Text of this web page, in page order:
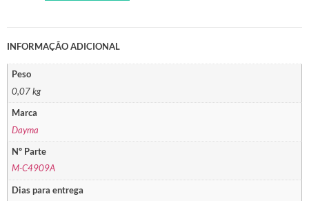
INFORMAÇÃO ADICIONAL
Peso
0,07 kg
Marca
Dayma
Nº Parte
M-C4909A
Dias para entrega